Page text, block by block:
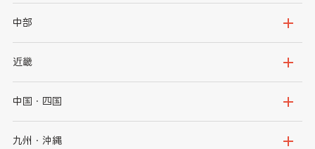
岩手県
秋田県
茨城県
群馬県
千葉県
神奈川県
中部
新潟県
石川県
山梨県
近畿
大阪府
京都府
中国・四国
鳥取県
九州・沖縄